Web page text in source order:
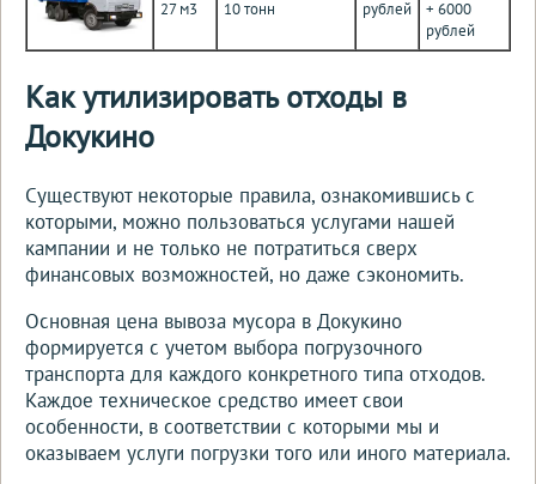
27 м3
10 тонн
рублей
+ 6000
рублей
Как утилизировать отходы в
Докукино
Существуют некоторые правила, ознакомившись с
которыми, можно пользоваться услугами нашей
кампании и не только не потратиться сверх
финансовых возможностей, но даже сэкономить.
Основная цена вывоза мусора в Докукино
формируется с учетом выбора погрузочного
транспорта для каждого конкретного типа отходов.
Каждое техническое средство имеет свои
особенности, в соответствии с которыми мы и
оказываем услуги погрузки того или иного материала.